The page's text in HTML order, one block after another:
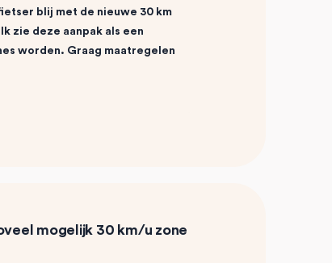
blij met de nieuwe 30 km
zie deze aanpak als een
worden. Graag maatregelen
mogelijk 30 km/u zone